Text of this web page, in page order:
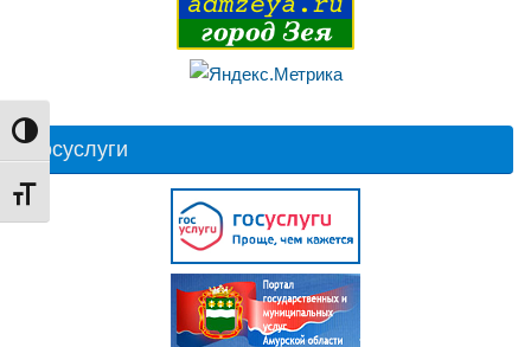
Переключить на высокую контрастность
Переключить на увеличенный шрифт
Госуслуги